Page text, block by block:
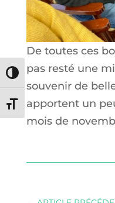
Passer en contraste
Changer la taille de la
De toutes ces
pas resté une
souvenir de
apportent un
mois de